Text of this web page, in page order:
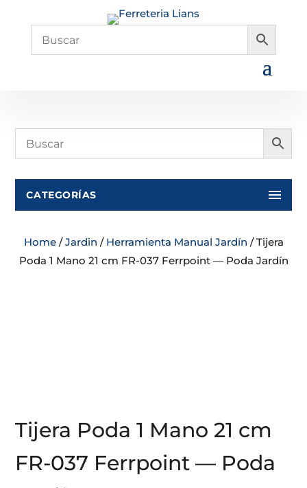
CATEGORÍAS
Home/Jardin / Herramienta Manual Jardín / Tijera
Poda 1 Mano 21 cm FR-037 Ferrpoint — Poda Jardín
Tijera Poda 1 Mano 21 cm
FR-037 Ferrpoint — Poda